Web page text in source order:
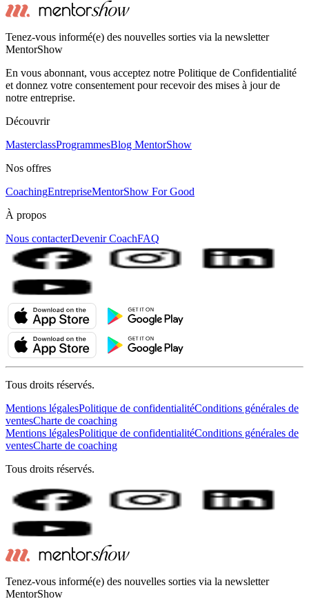
Tenez-vous informé(e) des nouvelles sorties via la newsletter
MentorShow
En vous abonnant, vous acceptez notre Politique de Confidentialité
et donnez votre consentement pour recevoir des mises à jour de
notre entreprise.
Découvrir
MasterclassProgrammesBlog MentorShow
Nos offres
CoachingEntrepriseMentorShow For Good
À propos
Nous contacterDevenir CoachFAQ
Tous droits réservés.
Mentions légalesPolitique de confidentialitéConditions générales de
ventesCharte de coaching
Mentions légalesPolitique de confidentialitéConditions générales de
ventesCharte de coaching
Tous droits réservés.
Tenez-vous informé(e) des nouvelles sorties via la newsletter
MentorShow